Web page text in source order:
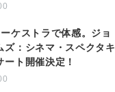
ケストラで体感。ジョ
ズ：シネマ・スペクタキ
ート開催決定！